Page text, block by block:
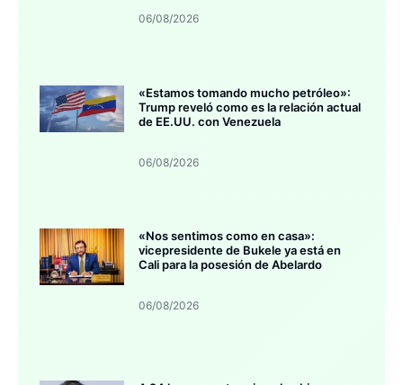
06/08/2026
«Estamos tomando mucho petróleo»:
Trump reveló como es la relación actual
de EE.UU. con Venezuela
06/08/2026
«Nos sentimos como en casa»:
vicepresidente de Bukele ya está en
Cali para la posesión de Abelardo
06/08/2026